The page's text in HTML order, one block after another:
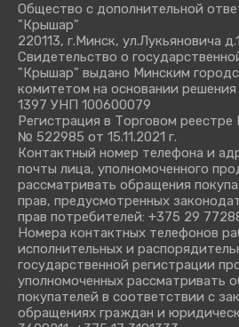
Общество с дополнительной
"Крышар"
220113, г.Минск, ул.Лукьяновича
Свидетельство о
"Крышар" выдано Минским
комитетом на основании
1397 УНП 100600079
Регистрация в Торговом реестре
№ 522985 от 15.11.2021 г.
Контактный номер телефона и
почты лица, уполномоченного
рассматривать обращения
прав, предусмотренных
прав потребителей: +375 29
Номера контактных телефонов
исполнительных и
государственной регистрации
уполномоченных рассматривать
покупателей в соответствии с
обращениях граждан и